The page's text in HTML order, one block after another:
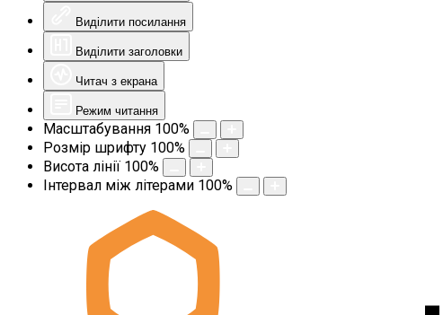
Виділити посилання
Виділити заголовки
Читач з екрана
Режим читання
Масштабування 100%
Розмір шрифту 100%
Висота лінії 100%
Інтервал між літерами 100%